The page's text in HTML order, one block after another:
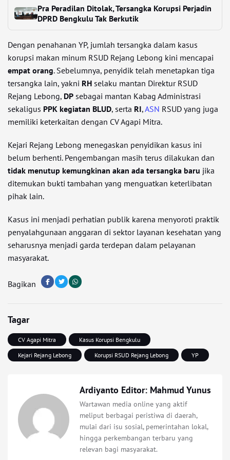
Pra Peradilan Ditolak, Tersangka Korupsi Perjadin
DPRD Bengkulu Tak Berkutik
Dengan penahanan YP, jumlah tersangka dalam kasus
korupsi makan minum RSUD Rejang Lebong kini mencapai
empat orang. Sebelumnya, penyidik telah menetapkan tiga
tersangka lain, yakni RH selaku mantan Direktur RSUD
Rejang Lebong, DP sebagai mantan Kabag Administrasi
sekaligus PPK kegiatan BLUD, serta RI,ASN RSUD yang juga
memiliki keterkaitan dengan CV Agapi Mitra.
Kejari Rejang Lebong menegaskan penyidikan kasus ini
belum berhenti. Pengembangan masih terus dilakukan dan
tidak menutup kemungkinan akan ada tersangka baru jika
ditemukan bukti tambahan yang menguatkan keterlibatan
pihak lain.
Kasus ini menjadi perhatian publik karena menyoroti praktik
penyalahgunaan anggaran di sektor layanan kesehatan yang
seharusnya menjadi garda terdepan dalam pelayanan
masyarakat.
Bagikan
Tagar
CV Agapi Mitra
Kasus Korupsi Bengkulu
Kejari Rejang Lebong
Korupsi RSUD Rejang Lebong YP
Ardiyanto Editor: Mahmud Yunus
Wartawan media online yang aktif
meliput berbagai peristiwa di daerah,
mulai dari isu sosial, pemerintahan lokal,
hingga perkembangan terbaru yang
relevan bagi masyarakat.